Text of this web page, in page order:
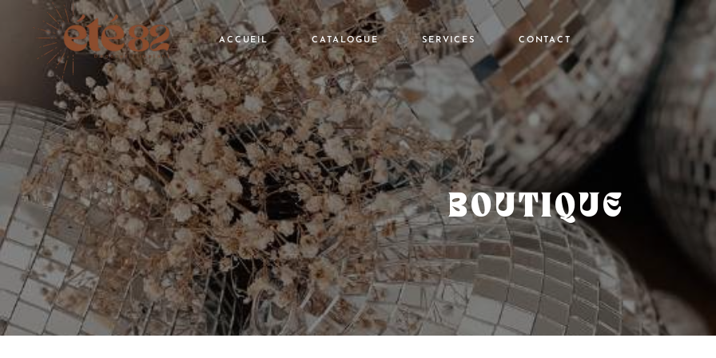
ACCUEIL CATALOGUE
Voir tout
Thème
Saisons
Catégories
SERVICES
Location
Stickers personnalisés
Conseil
CONTACT
BOUTIQUE